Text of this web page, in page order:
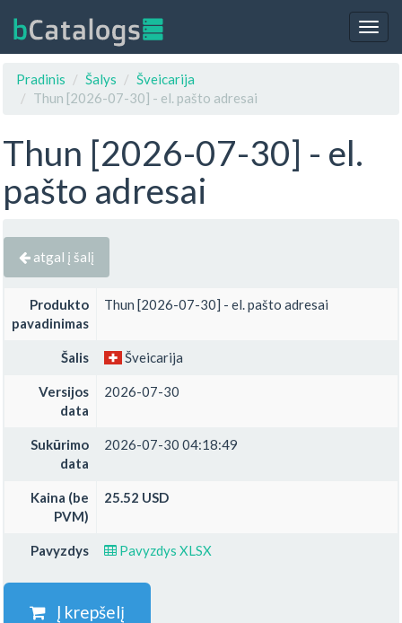
Pradinis
Šalys
Šveicarija
Thun [2026-07-30] - el. pašto adresai
Thun [2026-07-30] - el.
pašto adresai
atgal į šalį
Produkto
pavadinimas
Thun [2026-07-30] - el. pašto adresai
Šalis Šveicarija
Versijos
data
2026-07-30
Sukūrimo
data
2026-07-30 04:18:49
Kaina (be
PVM)
25.52 USD
Pavyzdys Pavyzdys XLSX
Į krepšelį